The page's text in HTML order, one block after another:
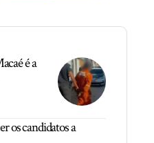
é a
os candidatos a